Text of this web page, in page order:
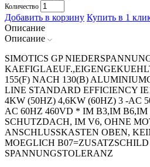
Количество
Добавить в корзину Купить в 1
Описание
Описание
SIMOTICS GP
155(F) NACH 130(B)
LINE STANDARD EFFICIENCY
4KW (50HZ) 4,6KW (60HZ) 3 -AC
AC 60HZ 460VD * IM B3,IM
SCHUTZDACH, IM V6, OHNE
ANSCHLUSSKASTEN OBEN,
MOEGLICH B07=ZUSATZSCHILD
SPANNUNGSTOLERANZ